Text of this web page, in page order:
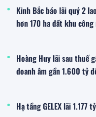
Kinh Bắc báo lãi quý 2
hơn 170 ha đất khu
Hoàng Huy lãi sau thuế
doanh âm gần 1.600 tỷ
Hạ tầng GELEX lãi 1.177